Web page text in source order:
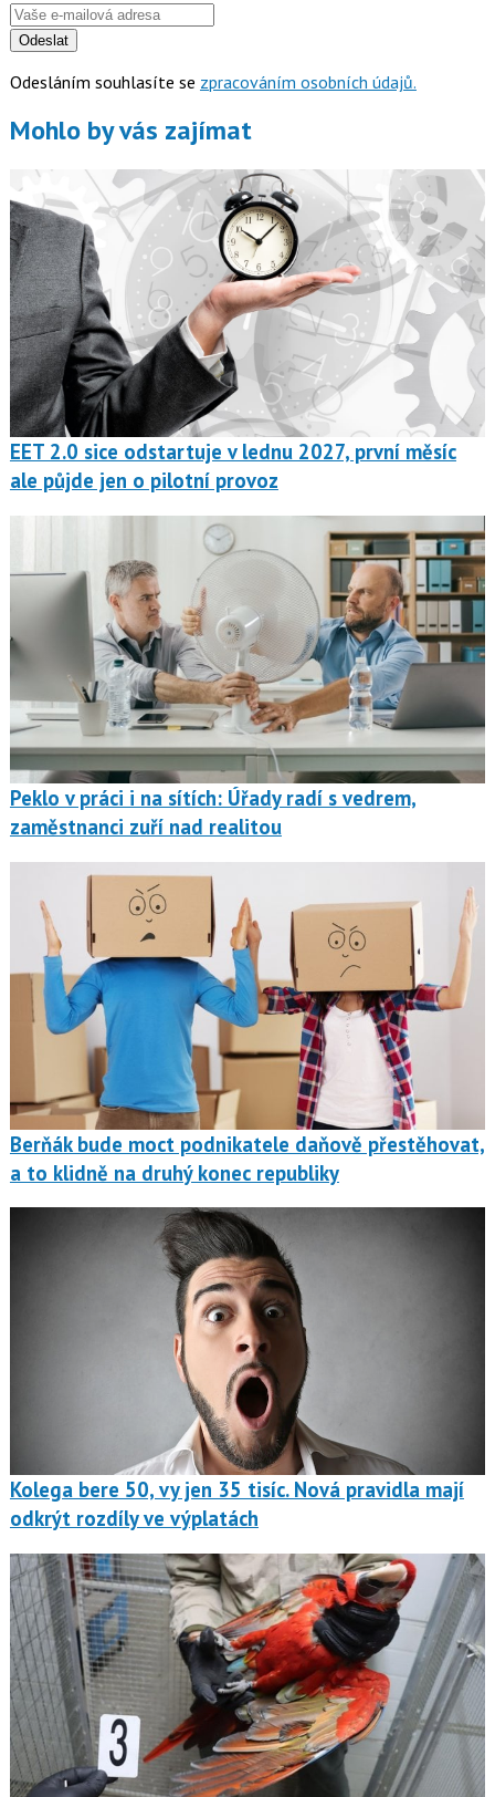
Odeslat
Odesláním souhlasíte se zpracováním osobních údajů.
Mohlo by vás zajímat
EET 2.0 sice odstartuje v lednu 2027, první měsíc
ale půjde jen o pilotní provoz
Peklo v práci i na sítích: Úřady radí s vedrem,
zaměstnanci zuří nad realitou
Berňák bude moct podnikatele daňově přestěhovat,
a to klidně na druhý konec republiky
Kolega bere 50, vy jen 35 tisíc. Nová pravidla mají
odkrýt rozdíly ve výplatách